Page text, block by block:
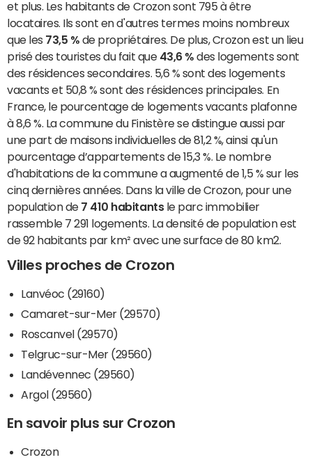
et plus. Les habitants de Crozon sont 795 à être
locataires. Ils sont en d'autres termes moins nombreux
que les 73,5 % de propriétaires. De plus, Crozon est un lieu
prisé des touristes du fait que 43,6 % des logements sont
des résidences secondaires. 5,6 % sont des logements
vacants et 50,8 % sont des résidences principales. En
France, le pourcentage de logements vacants plafonne
à 8,6 %. La commune du Finistère se distingue aussi par
une part de maisons individuelles de 81,2 %, ainsi qu'un
pourcentage d’appartements de 15,3 %. Le nombre
d'habitations de la commune a augmenté de 1,5 % sur les
cinq dernières années. Dans la ville de Crozon, pour une
population de 7 410 habitantsle parc immobilier
rassemble 7 291 logements. La densité de population est
de 92 habitants par km² avec une surface de 80 km2.
Villes proches de Crozon
Lanvéoc (29160)
Camaret-sur-Mer (29570)
Roscanvel (29570)
Telgruc-sur-Mer (29560)
Landévennec (29560)
Argol (29560)
En savoir plus sur Crozon
Crozon